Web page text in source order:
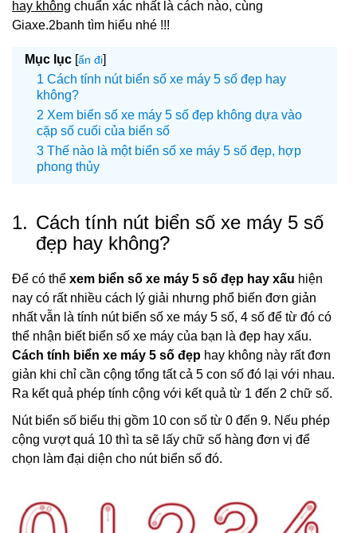
hay không chuẩn xác nhất là cách nào, cùng
Giaxe.2banh tìm hiểu nhé !!!
Mục lục [ẩn đi]
Cách tính nút biển số xe máy 5 số đẹp hay
không?
Xem biển số xe máy 5 số đẹp không dựa vào
cặp số cuối của biển số
Thế nào là một biển số xe máy 5 số đẹp, hợp
phong thủy
1. Cách tính nút biển số xe máy 5 số
đẹp hay không?
Để có thể xem biển số xe máy 5 số đẹp hay xấu hiện
nay có rất nhiều cách lý giải nhưng phổ biến đơn giản
nhất vẫn là tính nút biển số xe máy 5 số, 4 số để từ đó có
thể nhận biết biển số xe máy của bạn là đẹp hay xấu.
Cách tính biển xe máy 5 số đẹp hay không này rất đơn
giản khi chỉ cần cộng tổng tất cả 5 con số đó lại với nhau.
Ra kết quả phép tính cộng với kết quả từ 1 đến 2 chữ số.
Nút biển số biểu thị gồm 10 con số từ 0 đến 9. Nếu phép
cộng vượt quá 10 thì ta sẽ lấy chữ số hàng đơn vị để
chọn làm đại diện cho nút biển số đó.